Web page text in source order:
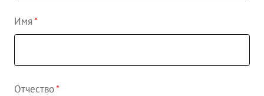
Имя
Отчество